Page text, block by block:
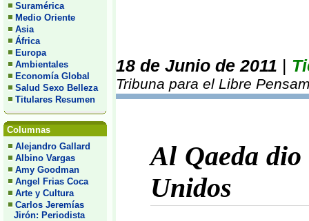
Suramérica
Medio Oriente
Asia
África
Europa
Ambientales
Economía Global
Salud Sexo Belleza
Titulares Resumen
Columnas
Alejandro Gallard
Albino Vargas
Amy Goodman
Angel Frias Coca
Arte y Cultura
Carlos Jeremías
Jirón: Periodista
18 de Junio de 2011 |
Tribuna para el Libre
Al Qaeda dio
Unidos